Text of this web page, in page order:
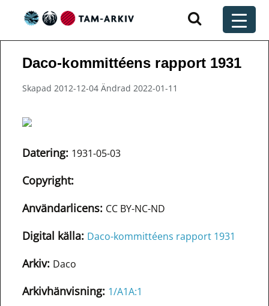
Huvudnavigering
Daco-kommittéens rapport 1931
Skapad 2012-12-04 Ändrad 2022-01-11
Datering: 1931-05-03
Copyright:
Användarlicens: CC BY-NC-ND
Digital källa: Daco-kommittéens rapport 1931
Arkiv: Daco
Arkivhänvisning: 1/A1A:1